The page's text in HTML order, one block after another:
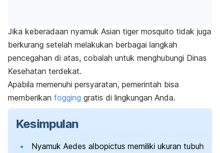
Jika keberadaan nyamuk Asian tiger mosquito tidak juga
berkurang setelah melakukan berbagai langkah
pencegahan di atas, cobalah untuk menghubungi Dinas
Kesehatan terdekat.
Apabila memenuhi persyaratan, pemerintah bisa
memberikan fogging gratis di lingkungan Anda.
Kesimpulan
Nyamuk Aedes albopictus memiliki ukuran tubuh